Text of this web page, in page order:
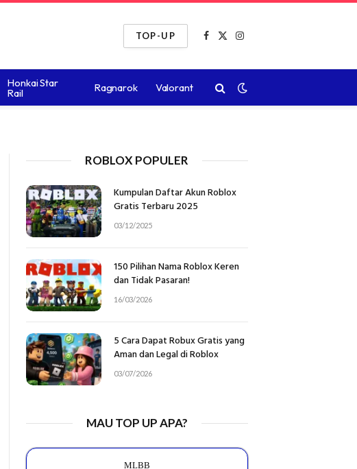
TOP-UP
Facebook
X
Instagram
Honkai Star
Rail Ragnarok Valorant
ROBLOX POPULER
Kumpulan Daftar Akun Roblox
Gratis Terbaru 2025
03/12/2025
150 Pilihan Nama Roblox Keren
dan Tidak Pasaran!
16/03/2026
5 Cara Dapat Robux Gratis yang
Aman dan Legal di Roblox
03/07/2026
MAU TOP UP APA?
MLBB